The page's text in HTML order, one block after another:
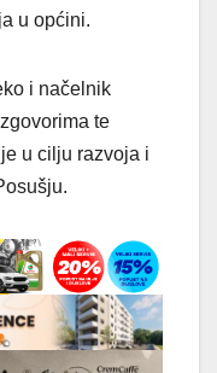
u općini.
i načelnik
te
u cilju razvoja i